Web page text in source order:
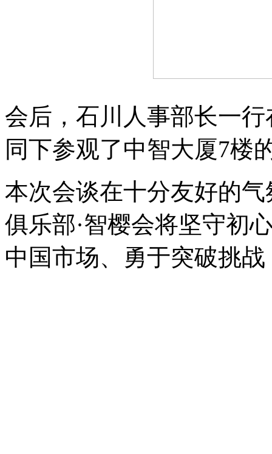
会后，石川人事部长一
同下参观了中智大厦7楼
本次会谈在十分友好的
俱乐部·智樱会将坚守初
中国市场、勇于突破挑